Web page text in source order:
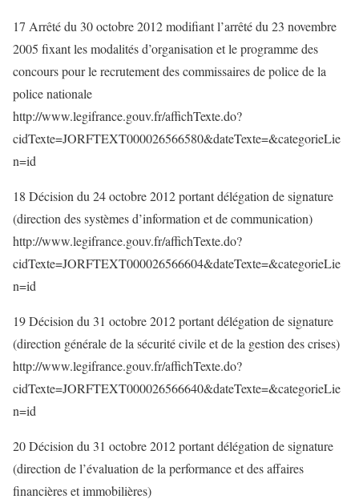
17 Arrêté du 30 octobre 2012 modifiant l’arrêté du 23 novembre
2005 fixant les modalités d’organisation et le programme des
concours pour le recrutement des commissaires de police de la
police nationale
http://www.legifrance.gouv.fr/affichTexte.do?
cidTexte=JORFTEXT000026566580&dateTexte=&categorieLie
n=id
18 Décision du 24 octobre 2012 portant délégation de signature
(direction des systèmes d’information et de communication)
http://www.legifrance.gouv.fr/affichTexte.do?
cidTexte=JORFTEXT000026566604&dateTexte=&categorieLie
n=id
19 Décision du 31 octobre 2012 portant délégation de signature
(direction générale de la sécurité civile et de la gestion des crises)
http://www.legifrance.gouv.fr/affichTexte.do?
cidTexte=JORFTEXT000026566640&dateTexte=&categorieLie
n=id
20 Décision du 31 octobre 2012 portant délégation de signature
(direction de l’évaluation de la performance et des affaires
financières et immobilières)